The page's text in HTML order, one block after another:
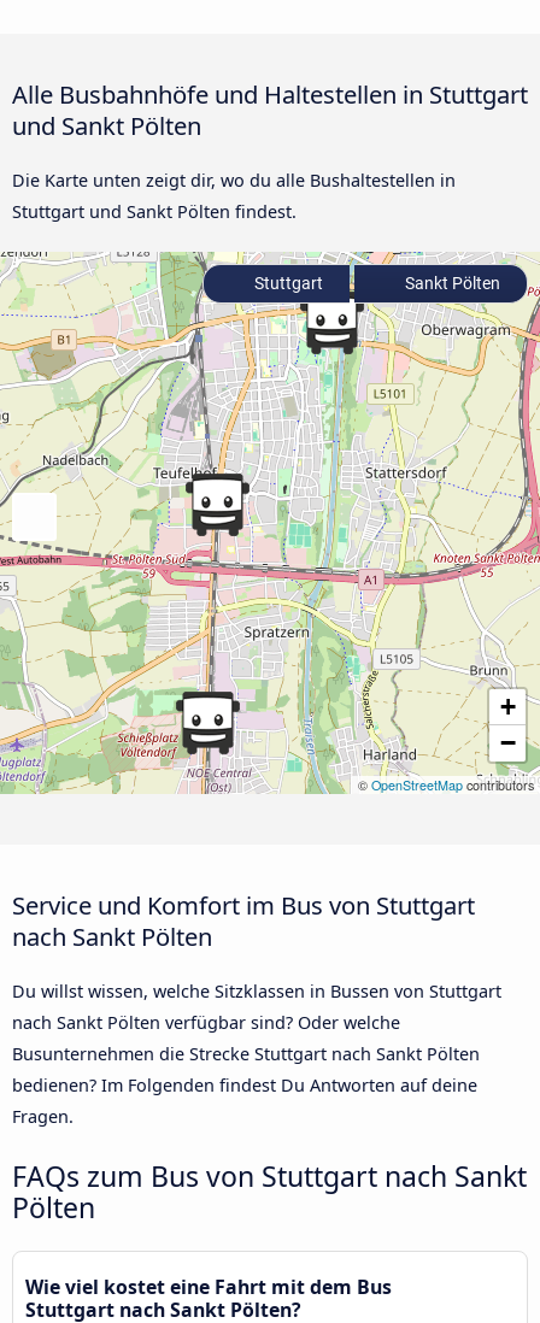
Alle Busbahnhöfe und Haltestellen in Stuttgart
und Sankt Pölten
Die Karte unten zeigt dir, wo du alle Bushaltestellen in
Stuttgart und Sankt Pölten findest.
+
−
© OpenStreetMap contributors
Stuttgart Sankt Pölten
Service und Komfort im Bus von Stuttgart
nach Sankt Pölten
Du willst wissen, welche Sitzklassen in Bussen von Stuttgart
nach Sankt Pölten verfügbar sind? Oder welche
Busunternehmen die Strecke Stuttgart nach Sankt Pölten
bedienen? Im Folgenden findest Du Antworten auf deine
Fragen.
FAQs zum Bus von Stuttgart nach Sankt
Pölten
Wie viel kostet eine Fahrt mit dem Bus
Stuttgart nach Sankt Pölten?